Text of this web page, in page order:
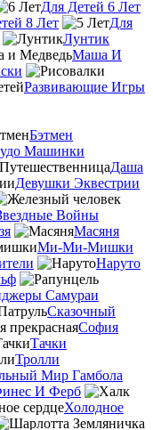
Для Детей 6 Лет
8 Лет
Для
Лунтик
Маша И
Развивающие Игры
Бэтмен
Машинки
Даша
Девушки Эквестрии
Войны
Масяня
Ми-Ми-Мишки
Наруто
Самураи
Сказочный
София
Тачки
Тролли
Мир Гамбола
И Ферб
Холодное